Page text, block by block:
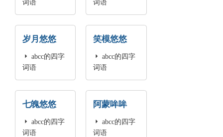
词语 词语
岁月悠悠

abcc的四字
词语
笑模悠悠

abcc的四字
词语
七魄悠悠

abcc的四字
词语
阿蒙哞哞

abcc的四字
词语